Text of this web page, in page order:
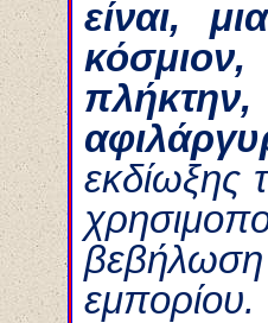
είναι,
εκδίωξης
βεβήλωση
εμπορίου.